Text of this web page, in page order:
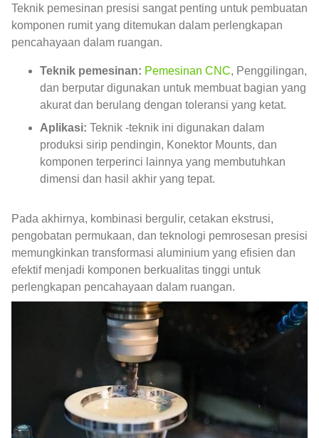
Teknik pemesinan presisi sangat penting untuk pembuatan
komponen rumit yang ditemukan dalam perlengkapan
pencahayaan dalam ruangan.
Teknik pemesinan: Pemesinan CNC, Penggilingan,
dan berputar digunakan untuk membuat bagian yang
akurat dan berulang dengan toleransi yang ketat.
Aplikasi: Teknik -teknik ini digunakan dalam
produksi sirip pendingin, Konektor Mounts, dan
komponen terperinci lainnya yang membutuhkan
dimensi dan hasil akhir yang tepat.
Pada akhirnya, kombinasi bergulir, cetakan ekstrusi,
pengobatan permukaan, dan teknologi pemrosesan presisi
memungkinkan transformasi aluminium yang efisien dan
efektif menjadi komponen berkualitas tinggi untuk
perlengkapan pencahayaan dalam ruangan.